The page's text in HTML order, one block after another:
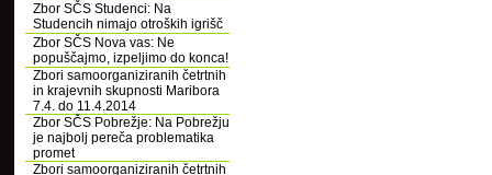
Zbor SČS Studenci: Na
Studencih nimajo otroških igrišč
Zbor SČS Nova vas: Ne
popuščajmo, izpeljimo do konca!
Zbori samoorganiziranih četrtnih
in krajevnih skupnosti Maribora
7.4. do 11.4.2014
Zbor SČS Pobrežje: Na Pobrežju
je najbolj pereča problematika
promet
Zbori samoorganiziranih četrtnih